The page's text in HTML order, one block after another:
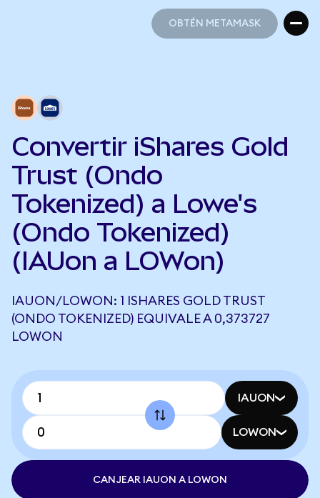
OBTÉN METAMASK
Convertir iShares Gold
Trust (Ondo
Tokenized) a Lowe's
(Ondo Tokenized)
(IAUon a LOWon)
IAUON/LOWON: 1 ISHARES GOLD TRUST
(ONDO TOKENIZED) EQUIVALE A 0,373727
LOWON
IAUON
LOWON
CANJEAR IAUON A LOWON